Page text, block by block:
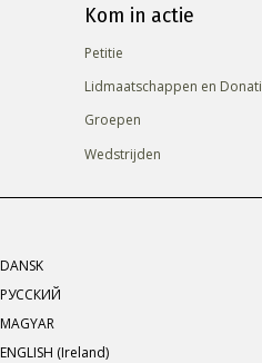
Kom in actie
Petitie
Lidmaatschappen en
Groepen
Wedstrijden
DANSK
РУССКИЙ
MAGYAR
ENGLISH (Ireland)